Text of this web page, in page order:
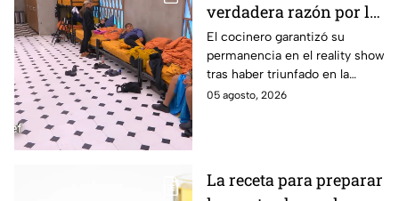
verdadera razón por la
que subió a Daniela al
balcón de MasterChef
24/7
El cocinero garantizó su
permanencia en el reality show
tras haber triunfado en la
pasada batalla por equipos
05 agosto, 2026
La receta para preparar